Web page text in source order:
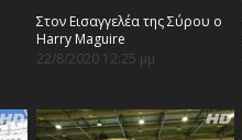
Στον Εισαγγελέα της Σύρου ο
Harry Maguire
22/8/2020 12:25 μμ